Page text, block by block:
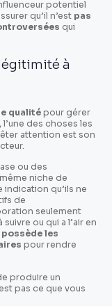
potentiel
qu’il n’est pas
qui
à
qualitépour gérer
des choses les
attention est son
ou des
niche de
qu’ils ne
de
seulement
ou qui a l’air en
les
pour rendre
produire un
pas ce que vous